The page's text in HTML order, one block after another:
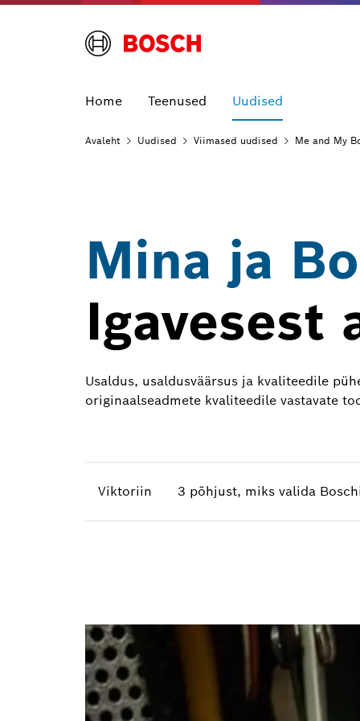
Home Teenused Uudised
Avaleht Uudised Viimased uudised Me and My
Mina ja
Igavesest
Usaldus, usaldusväärsus ja kvaliteedile
originaalseadmete kvaliteedile vastavate
Viktoriin 3 põhjust, miks valida